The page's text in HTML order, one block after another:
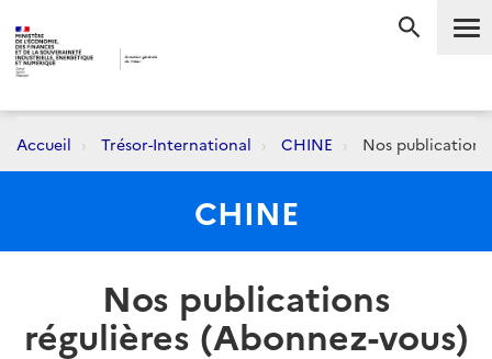
Accueil Trésor-International CHINE Nos publications
CHINE
Nos publications
régulières (Abonnez-vous)